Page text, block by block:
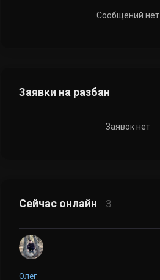
Сообщений нет
Заявки на разбан
Заявок нет
Сейчас онлайн 3
Олег